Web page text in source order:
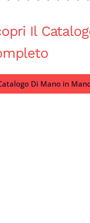
Il
Di Mano in